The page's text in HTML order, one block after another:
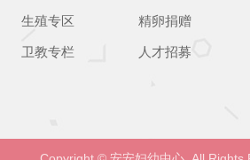
生殖专区
卫教专栏
精卵捐赠
人才招募